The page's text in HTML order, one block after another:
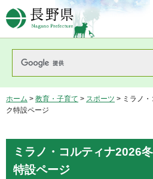
長野県Nagano
ホーム > 教育・子育て > スポーツ > ミラノ
ク特設ページ
ミラノ・コルティナ2026
特設ページ